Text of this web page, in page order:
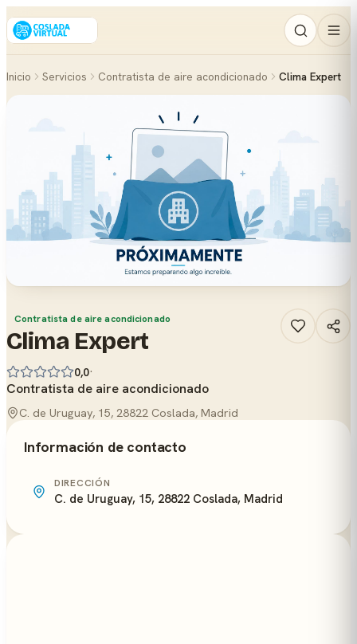
Inicio Servicios Contratista de aire acondicionado Clima Expert
Contratista de aire acondicionado
Clima Expert
0,0·
Contratista de aire acondicionado
C. de Uruguay, 15, 28822 Coslada, Madrid
Información de contacto
DIRECCIÓN
C. de Uruguay, 15, 28822 Coslada, Madrid